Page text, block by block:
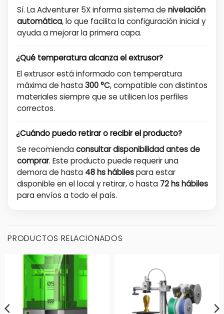
Sí. La Adventurer 5X informa sistema de nivelación
automática, lo que facilita la configuración inicial y
ayuda a mejorar la primera capa.
¿Qué temperatura alcanza el extrusor?
El extrusor está informado con temperatura
máxima de hasta300 °C, compatible con distintos
materiales siempre que se utilicen los perfiles
correctos.
¿Cuándo puedo retirar o recibir el producto?
Se recomiendaconsultar disponibilidad antes de
comprar. Este producto puede requerir una
demora de hasta 48 hs hábilespara estar
disponible en el local y retirar, o hasta 72 hs hábiles
para envíos a todo el país.
PRODUCTOS RELACIONADOS